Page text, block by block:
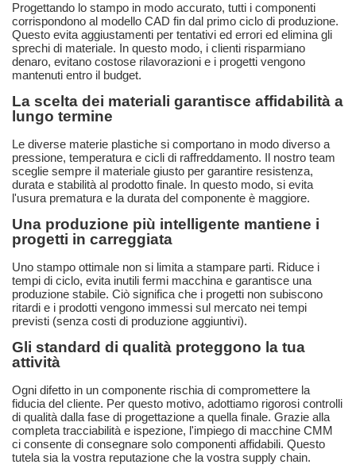
Progettando lo stampo in modo accurato, tutti i componenti
corrispondono al modello CAD fin dal primo ciclo di produzione.
Questo evita aggiustamenti per tentativi ed errori ed elimina gli
sprechi di materiale. In questo modo, i clienti risparmiano
denaro, evitano costose rilavorazioni e i progetti vengono
mantenuti entro il budget.
La scelta dei materiali garantisce affidabilità a
lungo termine
Le diverse materie plastiche si comportano in modo diverso a
pressione, temperatura e cicli di raffreddamento. Il nostro team
sceglie sempre il materiale giusto per garantire resistenza,
durata e stabilità al prodotto finale. In questo modo, si evita
l'usura prematura e la durata del componente è maggiore.
Una produzione più intelligente mantiene i
progetti in carreggiata
Uno stampo ottimale non si limita a stampare parti. Riduce i
tempi di ciclo, evita inutili fermi macchina e garantisce una
produzione stabile. Ciò significa che i progetti non subiscono
ritardi e i prodotti vengono immessi sul mercato nei tempi
previsti (senza costi di produzione aggiuntivi).
Gli standard di qualità proteggono la tua
attività
Ogni difetto in un componente rischia di compromettere la
fiducia del cliente. Per questo motivo, adottiamo rigorosi controlli
di qualità dalla fase di progettazione a quella finale. Grazie alla
completa tracciabilità e ispezione, l'impiego di macchine CMM
ci consente di consegnare solo componenti affidabili. Questo
tutela sia la vostra reputazione che la vostra supply chain.